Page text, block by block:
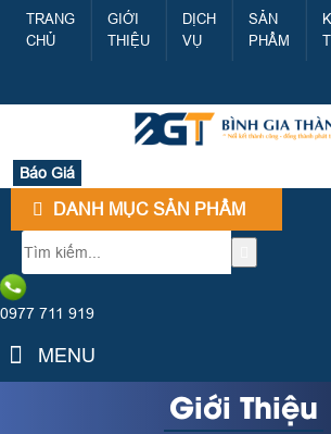
TRANG
CHỦ
GIỚI
THIỆU
DỊCH
VỤ
SẢN
PHẨM
Báo Giá
DANH MỤC SẢN PHẨM
0977 711 919
MENU
Giới Thiệu